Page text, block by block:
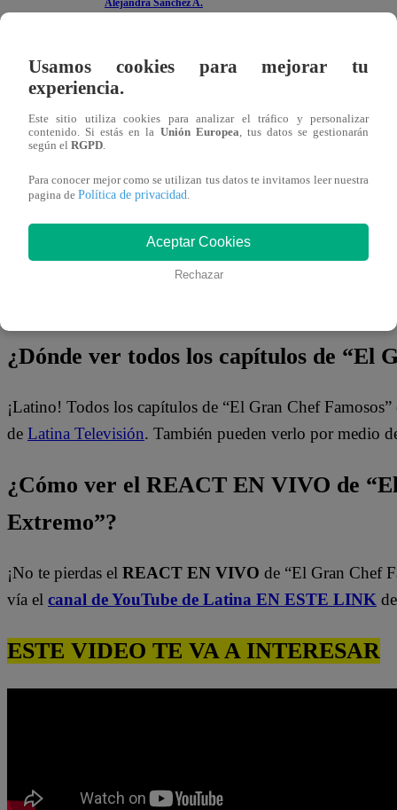
Alejandra Sanchez A.
El Gran Chef Famosos,
pero parece no tener muy claro por dónde empezar, lo
Peláez.
Lo he visto preguntar por los mejores restaurantes
De inmediato, Mauri dejó en claro que nada lo alegraría
“No, pero lo voy a hacer YA”, señaló. “Sí, tengo que
¿Dónde ver todos los capítulos de “El
¡Latino! Todos los capítulos de “El Gran Chef
de Latina Televisión. También pueden verlo por medio
¿Cómo ver el REACT EN VIVO de
Extremo”?
¡No te pierdas el REACT EN VIVO de “El Gran Chef
vía el canal de YouTube de Latina EN ESTE LINK
ESTE VIDEO TE VA A INTERESAR
Usamos cookies para mejorar tu
experiencia.
Este sitio utiliza cookies para analizar el tráfico y personalizar
contenido. Si estás en la Unión Europea, tus datos se gestionarán
según el RGPD.
Para conocer mejor como se utilizan tus datos te invitamos leer nuestra
pagina de Política de privacidad.
Aceptar Cookies
Rechazar